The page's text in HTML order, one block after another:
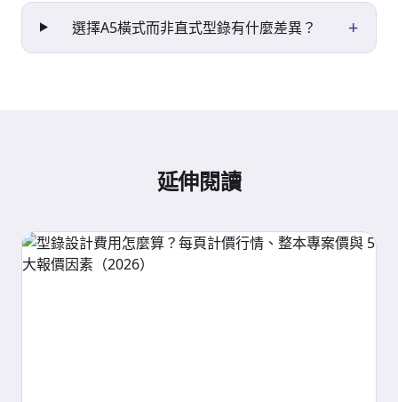
選擇A5橫式而非直式型錄有什麼差異？ +
延伸閱讀